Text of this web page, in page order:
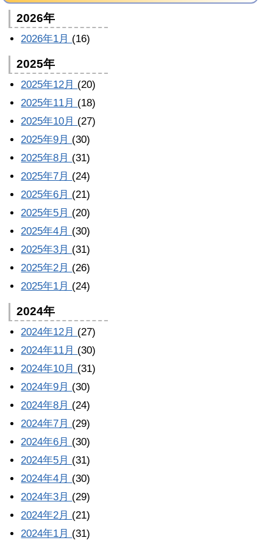
2026年
2026年1月 (16)
2025年
2025年12月 (20)
2025年11月 (18)
2025年10月 (27)
2025年9月 (30)
2025年8月 (31)
2025年7月 (24)
2025年6月 (21)
2025年5月 (20)
2025年4月 (30)
2025年3月 (31)
2025年2月 (26)
2025年1月 (24)
2024年
2024年12月 (27)
2024年11月 (30)
2024年10月 (31)
2024年9月 (30)
2024年8月 (24)
2024年7月 (29)
2024年6月 (30)
2024年5月 (31)
2024年4月 (30)
2024年3月 (29)
2024年2月 (21)
2024年1月 (31)